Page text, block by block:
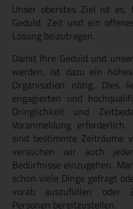
Unser oberstes Ziel ist
Geduld, Zeit und ein
Lösung beizutragen.
Damit Ihre Geduld und
werden, ist dazu ein
Organisation nötig. Dies
engagierten und
Dringlichkeit und
Voranmeldung
sind bestimmte Zeiträume
versuchen wir auch
Bedürfnisse einzugehen.
schon viele Dinge gefragt
vorab auszufüllen oder
Personen bereitzustellen.